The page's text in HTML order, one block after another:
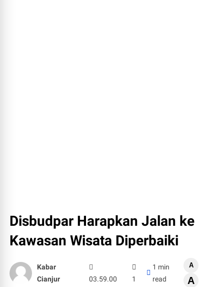
Disbudpar Harapkan Jalan ke
Kawasan Wisata Diperbaiki
Kabar
Cianjur
03.59.00 1
1 min
read
A
A